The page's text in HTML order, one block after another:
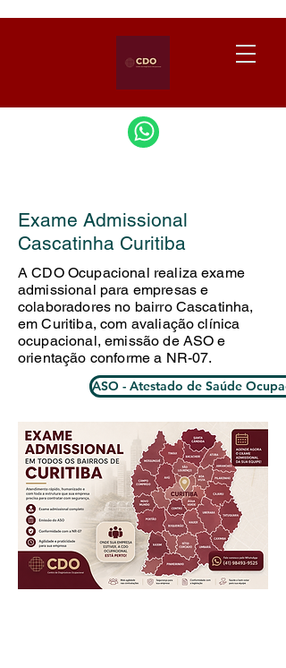
Exame Admissional
Cascatinha Curitiba
A CDO Ocupacional realiza exame
admissional para empresas e
colaboradores no bairro Cascatinha,
em Curitiba, com avaliação clínica
ocupacional, emissão de ASO e
orientação conforme a NR-07.
ASO - Atestado de Saúde